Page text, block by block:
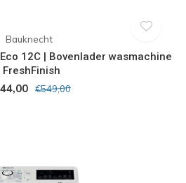
Bauknecht
12C | Bovenlader wasmachine
FreshFinish
€549,00